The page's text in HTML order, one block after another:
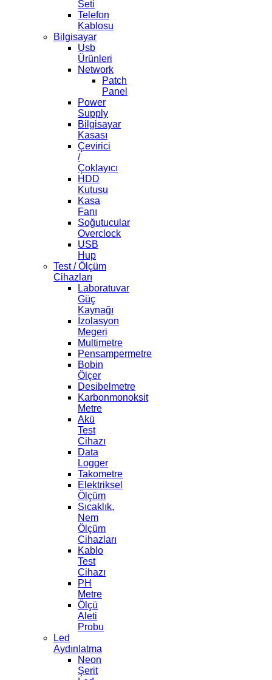
Seti
Telefon
Kablosu
Bilgisayar
Usb
Ürünleri
Network
Patch
Panel
Power
Supply
Bilgisayar
Kasası
Çevirici
/
Çoklayıcı
HDD
Kutusu
Kasa
Fanı
Soğutucular
Overclock
USB
Hup
Test / Ölçüm
Cihazları
Laboratuvar
Güç
Kaynağı
İzolasyon
Megeri
Multimetre
Pensampermetre
Bobin
Ölçer
Desibelmetre
Karbonmonoksit
Metre
Akü
Test
Cihazı
Data
Logger
Takometre
Elektriksel
Ölçüm
Sıcaklık,
Nem
Ölçüm
Cihazları
Kablo
Test
Cihazı
PH
Metre
Ölçü
Aleti
Probu
Led
Aydınlatma
Neon
Şerit